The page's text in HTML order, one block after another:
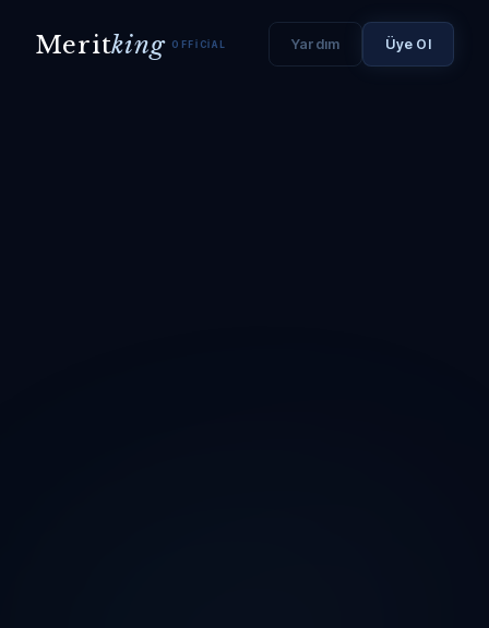
Meritking OFFICIAL Yardım Üye Ol